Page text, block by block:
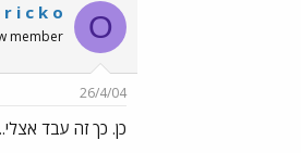
O
i c k o
member
26/4/04
כן. כך זה עבד